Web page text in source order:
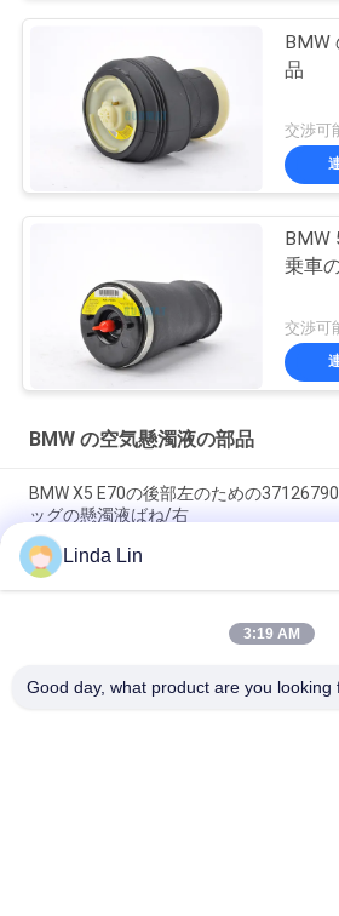
BMW
品
交渉可
BMW
乗車
交渉可
BMW の空気懸濁液の部品
BMW X5 E70の後部左のための
ッグの懸濁液ばね/右
2009-2015 F04はのF02シャーシ1本の組
37106791676/37126791675を育てます
前部右の空気ばねは4と袋00-06 BMW
Linda Lin
3:19 AM
Good day, what product are you looking